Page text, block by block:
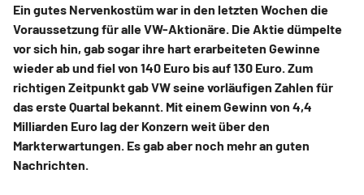
Ein gutes Nervenkostüm war in den letzten Wochen die
Voraussetzung für alle VW-Aktionäre. Die Aktie dümpelte
vor sich hin, gab sogar ihre hart erarbeiteten Gewinne
wieder ab und fiel von 140 Euro bis auf 130 Euro. Zum
richtigen Zeitpunkt gab VW seine vorläufigen Zahlen für
das erste Quartal bekannt. Mit einem Gewinn von 4,4
Milliarden Euro lag der Konzern weit über den
Markterwartungen. Es gab aber noch mehr an guten
Nachrichten.